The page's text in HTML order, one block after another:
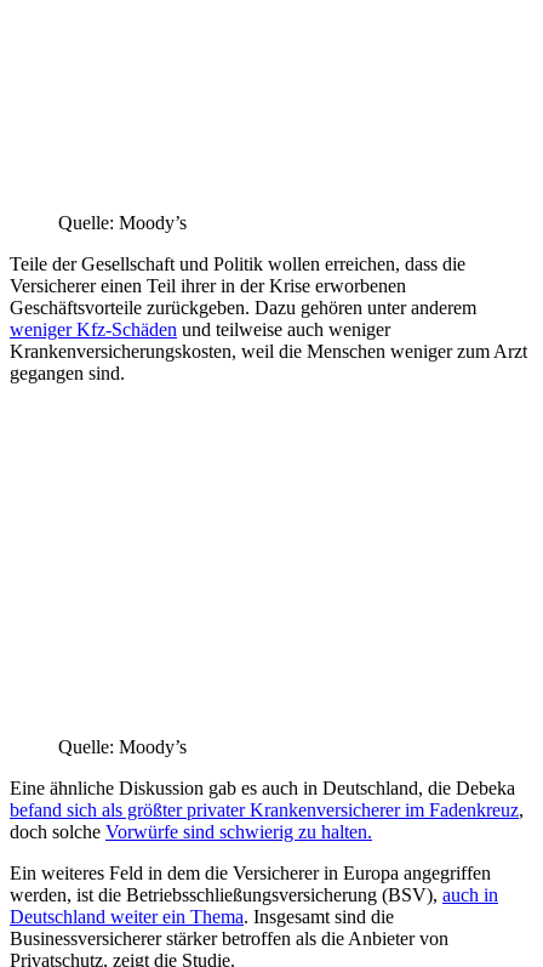
Quelle: Moody’s
Teile der Gesellschaft und Politik wollen erreichen, dass die
Versicherer einen Teil ihrer in der Krise erworbenen
Geschäftsvorteile zurückgeben. Dazu gehören unter anderem
weniger Kfz-Schäden und teilweise auch weniger
Krankenversicherungskosten, weil die Menschen weniger zum Arzt
gegangen sind.
Quelle: Moody’s
Eine ähnliche Diskussion gab es auch in Deutschland, die Debeka
befand sich als größter privater Krankenversicherer im Fadenkreuz,
doch solche Vorwürfe sind schwierig zu halten.
Ein weiteres Feld in dem die Versicherer in Europa angegriffen
werden, ist die Betriebsschließungsversicherung (BSV), auch in
Deutschland weiter ein Thema. Insgesamt sind die
Businessversicherer stärker betroffen als die Anbieter von
Privatschutz, zeigt die Studie.